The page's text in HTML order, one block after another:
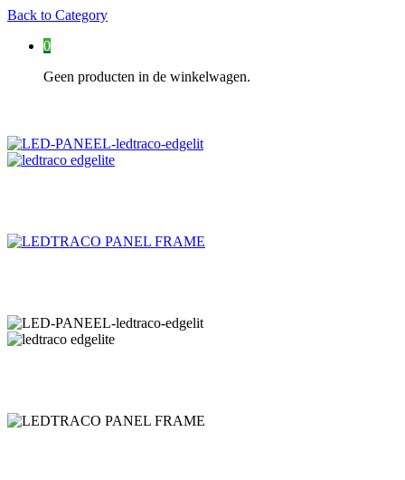
Back to Category
0
Geen producten in de winkelwagen.